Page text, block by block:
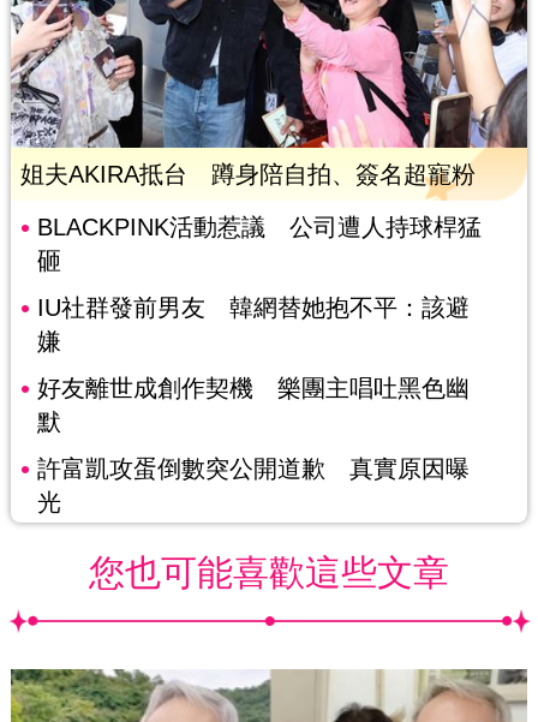
姐夫AKIRA抵台 蹲身陪自拍、簽名超寵粉
BLACKPINK活動惹議 公司遭人持球桿猛
砸
IU社群發前男友 韓網替她抱不平：該避
嫌
好友離世成創作契機 樂團主唱吐黑色幽
默
許富凱攻蛋倒數突公開道歉 真實原因曝
光
您也可能喜歡這些文章